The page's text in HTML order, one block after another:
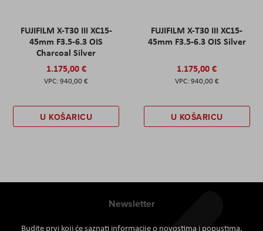
FUJIFILM X-T30 III XC15-
45mm F3.5-6.3 OIS
Charcoal Silver
1.175,00 €
940,00 €
U KOŠARICU
FUJIFILM X-T30 III XC15-
45mm F3.5-6.3 OIS Silver
1.175,00 €
940,00 €
U KOŠARICU
Newsletter
Budite prvi koji će saznati informacije o novostima i popustima.